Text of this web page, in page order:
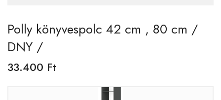
Polly könyvespolc 42 cm , 80 cm /
DNY /
33.400 Ft